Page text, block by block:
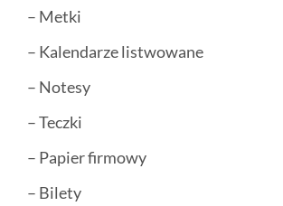
– Metki
– Kalendarze listwowane
– Notesy
– Teczki
– Papier firmowy
– Bilety